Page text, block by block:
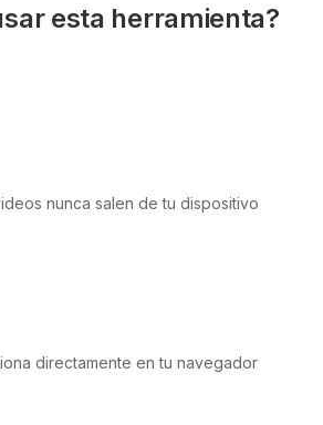
esta herramienta?
nunca salen de tu dispositivo
directamente en tu navegador